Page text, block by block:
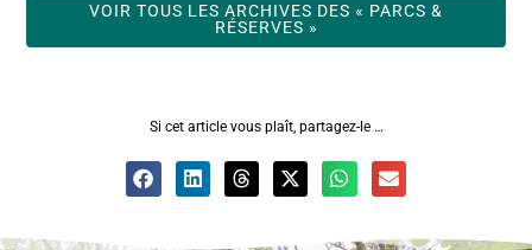
VOIR TOUS LES ARCHIVES DES « PARCS &
RÉSERVES »
Si cet article vous plaît, partagez-le …